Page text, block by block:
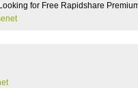
for Free Rapidshare